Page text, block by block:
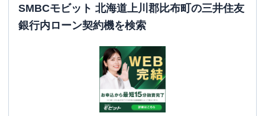
SMBCモビット 北海道上川郡比布町の三井住友
銀行内ローン契約機を検索